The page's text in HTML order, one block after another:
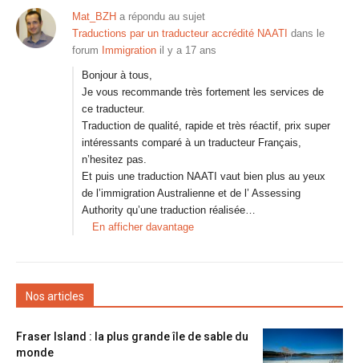
Mat_BZH a répondu au sujet
Traductions par un traducteur accrédité NAATI dans le
forum Immigration il y a 17 ans
Bonjour à tous,
Je vous recommande très fortement les services de
ce traducteur.
Traduction de qualité, rapide et très réactif, prix super
intéressants comparé à un traducteur Français,
n’hesitez pas.
Et puis une traduction NAATI vaut bien plus au yeux
de l’immigration Australienne et de l’ Assessing
Authority qu’une traduction réalisée…
En afficher davantage
Nos articles
Fraser Island : la plus grande île de sable du
monde